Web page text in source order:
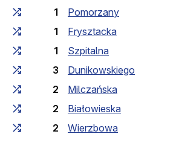
1
Pomorzany
1
Frysztacka
1
Szpitalna
3
Dunikowskiego
2
Milczańska
2
Białowieska
2
Wierzbowa